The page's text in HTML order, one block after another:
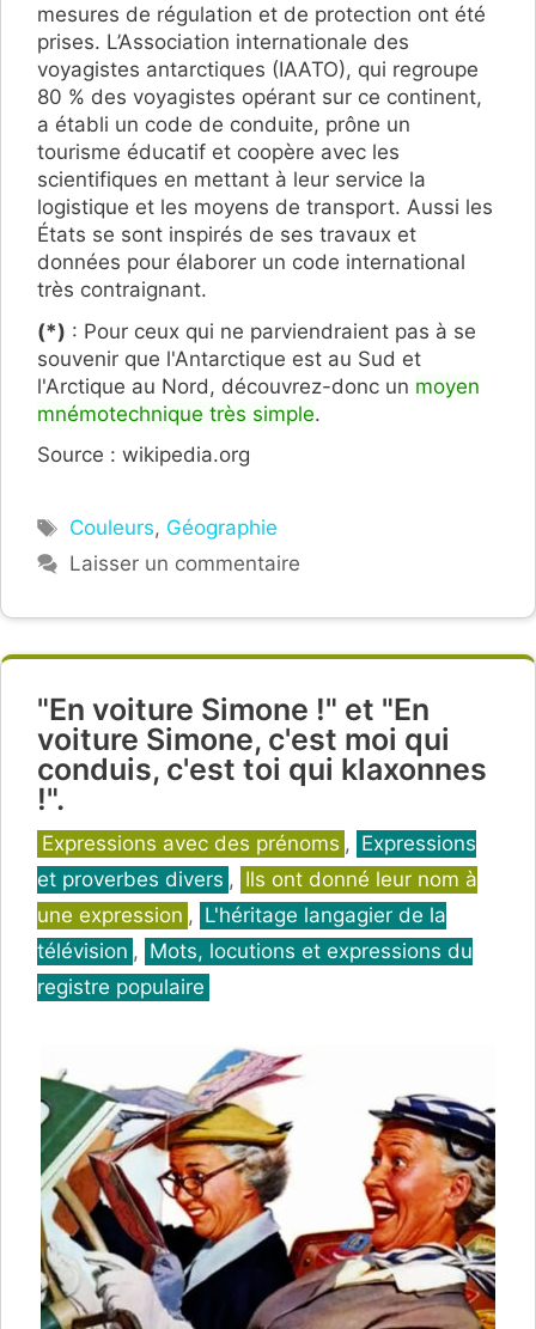
mesures de régulation et de protection ont été
prises. L’Association internationale des
voyagistes antarctiques (IAATO), qui regroupe
80 % des voyagistes opérant sur ce continent,
a établi un code de conduite, prône un
tourisme éducatif et coopère avec les
scientifiques en mettant à leur service la
logistique et les moyens de transport. Aussi les
États se sont inspirés de ses travaux et
données pour élaborer un code international
très contraignant.
(*) : Pour ceux qui ne parviendraient pas à se
souvenir que l'Antarctique est au Sud et
l'Arctique au Nord, découvrez-donc un moyen
mnémotechnique très simple.
Source : wikipedia.org
Étiquettes
Couleurs, Géographie
Laisser un commentaire
"En voiture Simone !" et "En
voiture Simone, c'est moi qui
conduis, c'est toi qui klaxonnes
!".
Catégories
Expressions avec des prénoms , Expressions
et proverbes divers , Ils ont donné leur nom à
une expression , L'héritage langagier de la
télévision , Mots, locutions et expressions du
registre populaire